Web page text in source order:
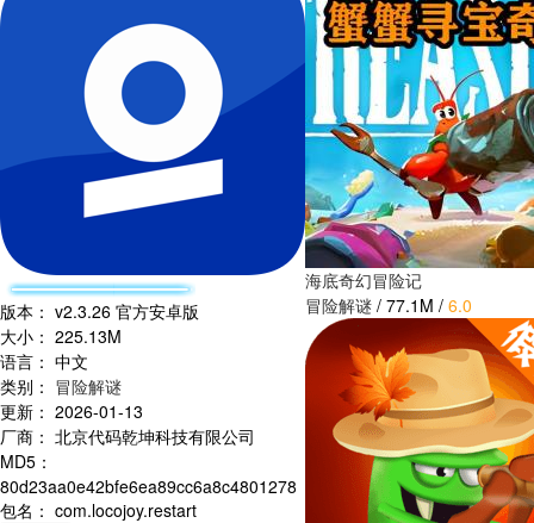
版本 ： v2.3.26 官方安卓版
大小 ： 225.13M
语言 ： 中文
类别 ： 冒险解谜
更新 ： 2026-01-13
厂商 ： 北京代码乾坤科技有限公司
MD5 ：
80d23aa0e42bfe6ea89cc6a8c4801278
包名 ： com.locojoy.restart
海底奇幻冒险记
冒险解谜 / 77.1M / 6.0